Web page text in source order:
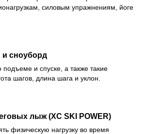
силовым упражнениям, йоге
сноуборд
и спуске, а также такие
шагов, длина шага и уклон.
лыж (XC SKI POWER)
физическую нагрузку во время